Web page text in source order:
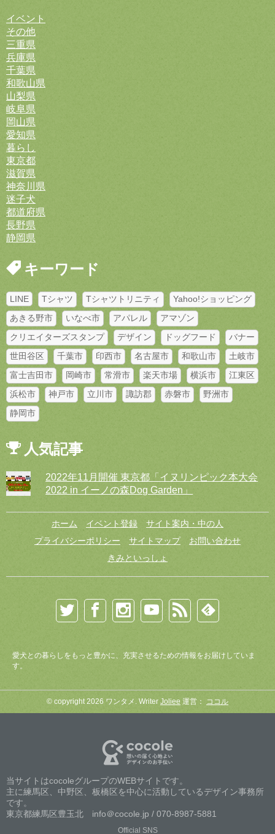
イベント
その他
三重県
兵庫県
千葉県
和歌山県
山梨県
岐阜県
岡山県
愛知県
暮らし
東京都
滋賀県
神奈川県
迷子犬
都道府県
長野県
静岡県
キーワード
LINE Tシャツ Tシャツトリニティ
Yahoo!ショッピング
あきる野市
いなべ市 アパレル
アマゾン
クリエイターズスタンプ
デザイン ドッグフード
バナー
世田谷区
千葉市 印西市 名古屋市 和歌山市
土岐市
富士吉田市
岡崎市 常滑市 楽天市場 横浜市
江東区
浜松市
神戸市 立川市 諏訪郡 赤磐市
野洲市
静岡市
人気記事
2022年11月開催 東京都「イヌリンピック本大会
2022 in イーノの森Dog Garden」
ホーム イベント登録
サイト案内・中の人
プライバシーポリシー
サイトマップ
お問い合わせ
きみといっしょ
愛犬との暮らしをもっと豊かに、充実させるための情報をお届けしていま
す。
© copyright 2026 ワンタメ. Writer Joliee 運営： ココル
当サイトはcocoleグループのWEBサイトです。
主に練馬区、中野区、板橋区を中心に活動しているデザイン事務所
です。
東京都練馬区豊玉北 info＠cocole.jp / 070-8987-5881
Official SNS